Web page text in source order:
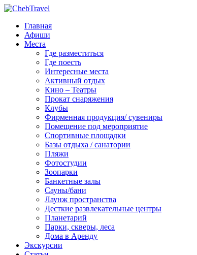
Главная
Афиши
Места
Где разместиться
Где поесть
Интересные места
Активный отдых
Кино – Театры
Прокат снаряжения
Клубы
Фирменная продукция/ сувениры
Помещение под мероприятие
Спортивные площадки
Базы отдыха / санатории
Пляжи
Фотостудии
Зоопарки
Банкетные залы
Сауны/бани
Лаунж пространства
Десткие развлекательные центры
Планетарий
Парки, скверы, леса
Дома в Аренду
Экскурсии